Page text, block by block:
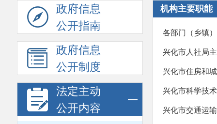
政府信息
公开指南
政府信息
公开制度
法定主动
公开内容
机构主要职能
各部门（乡镇
兴化市人社局
兴化市住房和
兴化市科学技
兴化市交通运